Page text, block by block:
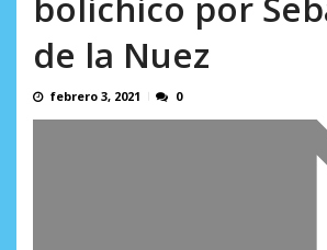
AGOSTO 7, 2026
de la Nuez
febrero 3, 2021 0